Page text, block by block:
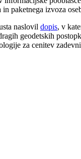
paketnega izvoza
naslovil dopis, v
geodetskih
za cenitev